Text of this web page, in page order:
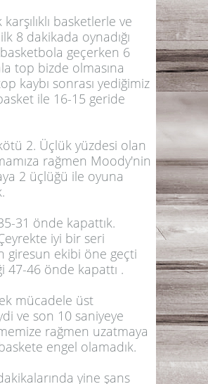
basketlerle ve
8 dakikada oynadığı
geçerken 6
top bizde olmasına
kaybı sonrası yediğimiz
ile 16-15 geride
2. Üçlük yüzdesi olan
rağmen Moody'nin
2 üçlüğü ile oyuna
31 önde kapattık.
iyi bir seri
giresun ekibi öne geçti
47-46 önde kapattı .
mücadele üst
ve son 10 saniyeye
rağmen uzatmaya
engel olamadık.
yine şans